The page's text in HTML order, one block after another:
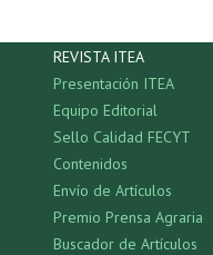
REVISTA ITEA
Presentación ITEA
Equipo Editorial
Sello Calidad FECYT
Contenidos
Envío de Artículos
Premio Prensa Agraria
Buscador de Artículos